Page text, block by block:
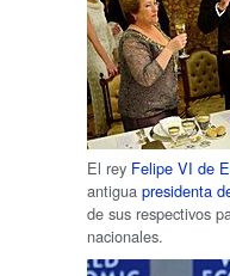
El rey Felipe VI de
antigua presidenta
de sus respectivos
nacionales.